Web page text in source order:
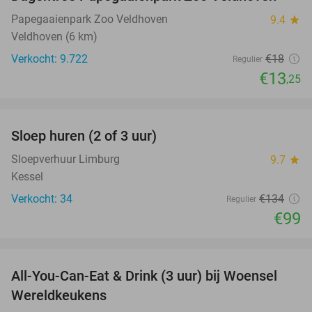
Papegaaienpark Zoo Veldhoven 9.4 star
Veldhoven (6 km)
Verkocht: 9.722
Regulier €18
€13,25
Sloep huren (2 of 3 uur)
Sloepverhuur Limburg 9.7 star
Kessel
Verkocht: 34
Regulier €134
€99
15%
All-You-Can-Eat & Drink (3 uur) bij Woensel
Wereldkeukens